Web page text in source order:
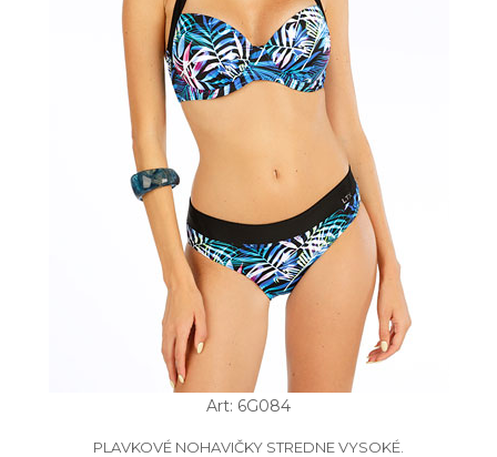
Art: 6G084
PLAVKOVÉ NOHAVIČKY STREDNE VYSOKÉ.